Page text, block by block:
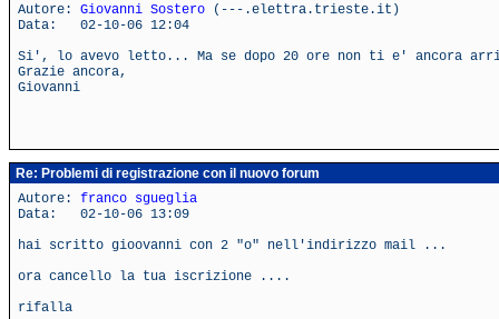
Autore: Giovanni Sostero (---.elettra.trieste.it)
Data: 02-10-06 12:04
Si', lo avevo letto... Ma se dopo 20 ore non ti e' ancora
Grazie ancora,
Giovanni
Re: Problemi di registrazione con il nuovo forum
Autore: franco sgueglia
Data: 02-10-06 13:09
hai scritto gioovanni con 2 "o" nell'indirizzo mail ...
ora cancello la tua iscrizione ....
rifalla